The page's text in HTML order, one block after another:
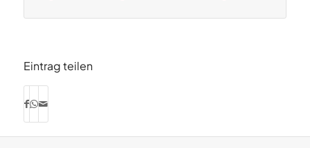
Eintrag teilen